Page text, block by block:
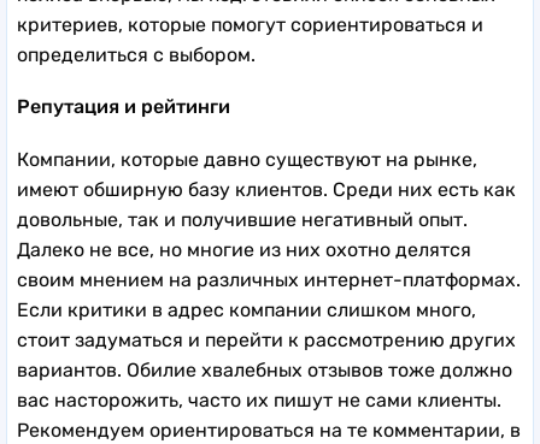
критериев, которые помогут сориентироваться и
определиться с выбором.
Репутация и рейтинги
Компании, которые давно существуют на рынке,
имеют обширную базу клиентов. Среди них есть как
довольные, так и получившие негативный опыт.
Далеко не все, но многие из них охотно делятся
своим мнением на различных интернет-платформах.
Если критики в адрес компании слишком много,
стоит задуматься и перейти к рассмотрению других
вариантов. Обилие хвалебных отзывов тоже должно
вас насторожить, часто их пишут не сами клиенты.
Рекомендуем ориентироваться на те комментарии, в